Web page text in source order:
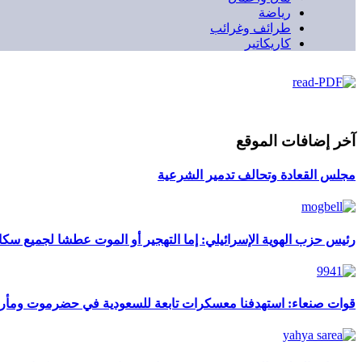
رياضة
طرائف وغرائب
كاريكاتير
آخر إضافات الموقع
مجلس القعادة وتحالف تدمير الشرعية
رئيس حزب الهوية الإسرائيلي: إما التهجير أو الموت عطشا لجميع
قوات صنعاء: استهدفنا معسكرات تابعة للسعودية في حضرموت